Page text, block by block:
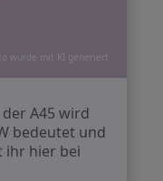
wurde mit KI generiert
A45 wird
bedeutet und
ihr hier bei